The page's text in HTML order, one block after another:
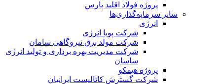
پروژه فولاد اقلید پارس
سایر سرمایه‌گذاری‌ها
انرژی
شرکت پویا انرژی
شرکت مولد برق نیروگاهی سامان
شرکت مدیریت بهره برداری و تولید انرژی
ساسان
پروژه هیمکو
شرکت گسترش کاتالیست ایرانیان